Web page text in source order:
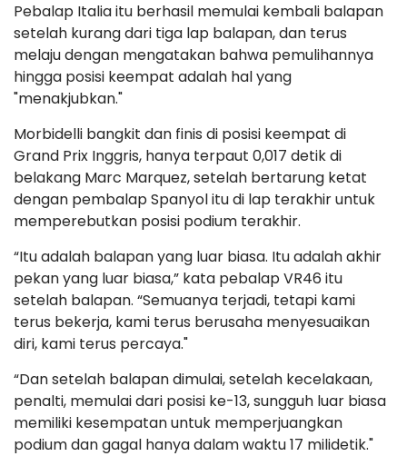
Pebalap Italia itu berhasil memulai kembali balapan
setelah kurang dari tiga lap balapan, dan terus
melaju dengan mengatakan bahwa pemulihannya
hingga posisi keempat adalah hal yang
"menakjubkan."
Morbidelli bangkit dan finis di posisi keempat di
Grand Prix Inggris, hanya terpaut 0,017 detik di
belakang Marc Marquez, setelah bertarung ketat
dengan pembalap Spanyol itu di lap terakhir untuk
memperebutkan posisi podium terakhir.
“Itu adalah balapan yang luar biasa. Itu adalah akhir
pekan yang luar biasa,” kata pebalap VR46 itu
setelah balapan. “Semuanya terjadi, tetapi kami
terus bekerja, kami terus berusaha menyesuaikan
diri, kami terus percaya."
“Dan setelah balapan dimulai, setelah kecelakaan,
penalti, memulai dari posisi ke-13, sungguh luar biasa
memiliki kesempatan untuk memperjuangkan
podium dan gagal hanya dalam waktu 17 milidetik."